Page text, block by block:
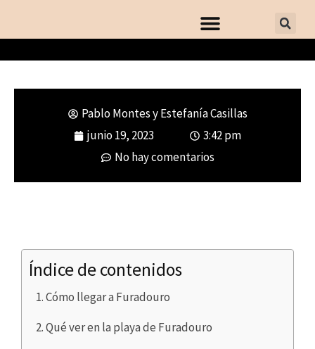
Qué ver en la playa de Furadouro y
dónde comer
Pablo Montes y Estefanía Casillas
junio 19, 2023
3:42 pm
No hay comentarios
Índice de contenidos
Cómo llegar a Furadouro
Qué ver en la playa de Furadouro